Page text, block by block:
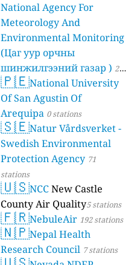
National Agency For
Meteorology And
Environmental Monitoring
(Цаг уур орчны
шинжилгээний газар ) 21
stations
🇵🇪National University
Of San Agustin Of
Arequipa 0 stations
🇸🇪Natur Vårdsverket -
Swedish Environmental
Protection Agency 71
stations
🇺🇸NCCNew Castle
County Air Quality5 stations
🇫🇷NebuleAir 192 stations
🇳🇵Nepal Health
Research Council 7 stations